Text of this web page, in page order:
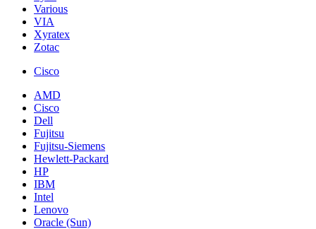
Various
VIA
Xyratex
Zotac
Cisco
AMD
Cisco
Dell
Fujitsu
Fujitsu-Siemens
Hewlett-Packard
HP
IBM
Intel
Lenovo
Oracle (Sun)